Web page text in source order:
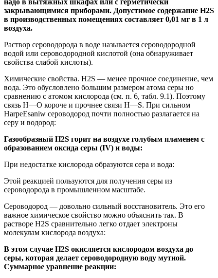
надо в вытяжных шкафах или с герметически
закрывающимися приборами. Допустимое содержание H2S
в производственных помещениях составляет 0,01 мг в 1 л
воздуха.
Раствор сероводорода в воде называется сероводородной
водой или сероводородной кислотой (она обнаруживает
свойства слабой кислоты).
Химические свойства. H2S — менее прочное соединение, чем
вода. Это обусловлено большим размером атома серы но
сравнению с атомом кислорода (см. п. 6, табл. 9.1). Поэтому
связь Н—О короче и прочнее связи Н—S. При сильном
HarpeEsaniw сероводород почти полностью разлагается на
серу и водород:
Газообразный H2S горит на воздухе голубым пламенем с
образованием оксида серы (IV) и воды:
При недостатке кислорода образуются сера и вода:
Этой реакцией пользуются для получения серы из
сероводорода в промышленном масштабе.
Сероводород — довольно сильный восстановитель. Это его
важное химическое свойство можно объяснить так. В
растворе H2S сравнительно легко отдает электроны
молекулам кислорода воздуха:
В этом случае H2S окисляется кислородом воздуха до
серы, которая делает сероводородную воду мутной.
Суммарное уравнение реакции: